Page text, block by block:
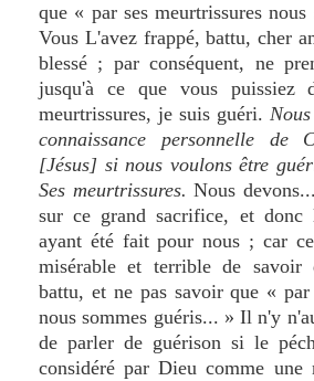
que « par ses meurtrissures
Vous L'avez frappé, battu, cher
blessé ; par conséquent, ne
jusqu'à ce que vous
meurtrissures, je suis guéri.
connaissance personnelle de
[Jésus] si nous voulons être
Ses meurtrissures. Nous
sur ce grand sacrifice, et donc
ayant été fait pour nous ; car
misérable et terrible de savoir
battu, et ne pas savoir que « par
nous sommes guéris... » Il n'y
de parler de guérison si le
considéré par Dieu comme